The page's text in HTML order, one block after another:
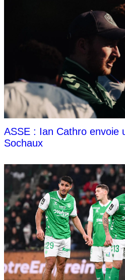
ASSE : Ian Cathro envoie
Sochaux